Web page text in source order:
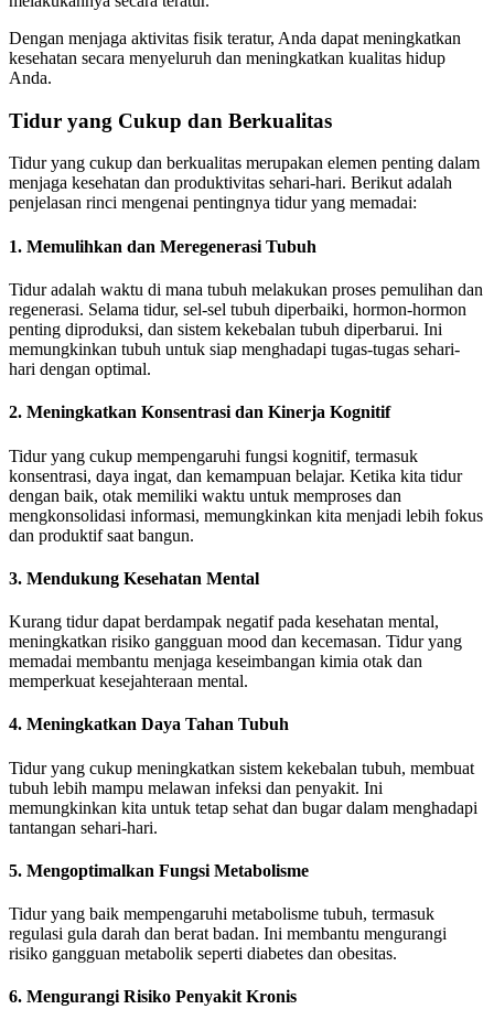
Dengan menjaga aktivitas fisik teratur, Anda dapat meningkatkan
kesehatan secara menyeluruh dan meningkatkan kualitas hidup
Anda.
Tidur yang Cukup dan Berkualitas
Tidur yang cukup dan berkualitas merupakan elemen penting dalam
menjaga kesehatan dan produktivitas sehari-hari. Berikut adalah
penjelasan rinci mengenai pentingnya tidur yang memadai:
1. Memulihkan dan Meregenerasi Tubuh
Tidur adalah waktu di mana tubuh melakukan proses pemulihan dan
regenerasi. Selama tidur, sel-sel tubuh diperbaiki, hormon-hormon
penting diproduksi, dan sistem kekebalan tubuh diperbarui. Ini
memungkinkan tubuh untuk siap menghadapi tugas-tugas sehari-
hari dengan optimal.
2. Meningkatkan Konsentrasi dan Kinerja Kognitif
Tidur yang cukup mempengaruhi fungsi kognitif, termasuk
konsentrasi, daya ingat, dan kemampuan belajar. Ketika kita tidur
dengan baik, otak memiliki waktu untuk memproses dan
mengkonsolidasi informasi, memungkinkan kita menjadi lebih fokus
dan produktif saat bangun.
3. Mendukung Kesehatan Mental
Kurang tidur dapat berdampak negatif pada kesehatan mental,
meningkatkan risiko gangguan mood dan kecemasan. Tidur yang
memadai membantu menjaga keseimbangan kimia otak dan
memperkuat kesejahteraan mental.
4. Meningkatkan Daya Tahan Tubuh
Tidur yang cukup meningkatkan sistem kekebalan tubuh, membuat
tubuh lebih mampu melawan infeksi dan penyakit. Ini
memungkinkan kita untuk tetap sehat dan bugar dalam menghadapi
tantangan sehari-hari.
5. Mengoptimalkan Fungsi Metabolisme
Tidur yang baik mempengaruhi metabolisme tubuh, termasuk
regulasi gula darah dan berat badan. Ini membantu mengurangi
risiko gangguan metabolik seperti diabetes dan obesitas.
6. Mengurangi Risiko Penyakit Kronis